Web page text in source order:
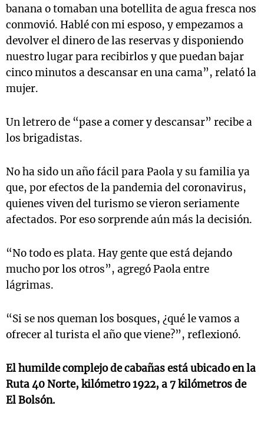
banana o tomaban una botellita de agua fresca nos
conmovió. Hablé con mi esposo, y empezamos a
devolver el dinero de las reservas y disponiendo
nuestro lugar para recibirlos y que puedan bajar
cinco minutos a descansar en una cama”, relató la
mujer.
Un letrero de “pase a comer y descansar” recibe a
los brigadistas.
No ha sido un año fácil para Paola y su familia ya
que, por efectos de la pandemia del coronavirus,
quienes viven del turismo se vieron seriamente
afectados. Por eso sorprende aún más la decisión.
“No todo es plata. Hay gente que está dejando
mucho por los otros”, agregó Paola entre
lágrimas.
“Si se nos queman los bosques, ¿qué le vamos a
ofrecer al turista el año que viene?”, reflexionó.
El humilde complejo de cabañas está ubicado en la
Ruta 40 Norte, kilómetro 1922, a 7 kilómetros de
El Bolsón.